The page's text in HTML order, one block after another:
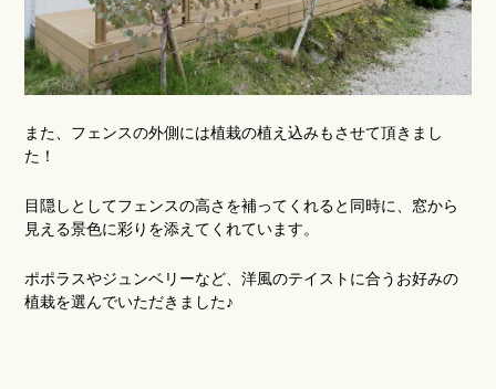
また、フェンスの外側には植栽の植え込みもさせて頂きまし
た！
目隠しとしてフェンスの高さを補ってくれると同時に、窓から
見える景色に彩りを添えてくれています。
ポポラスやジュンベリーなど、洋風のテイストに合うお好みの
植栽を選んでいただきました♪